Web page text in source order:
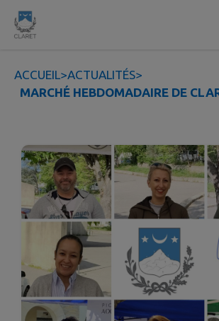
Contenu
ACCUEIL>ACTUALITÉS>
MARCHÉ HEBDOMADAIRE DE